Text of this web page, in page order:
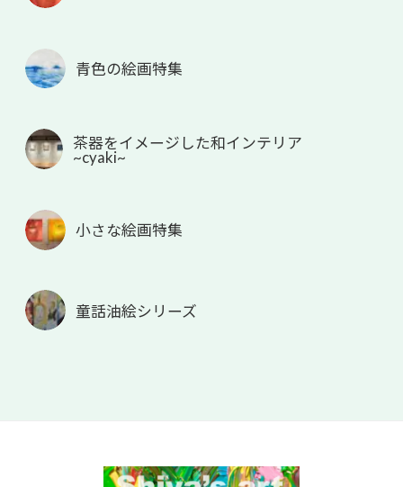
青色の絵画特集
茶器をイメージした和インテリア
~cyaki~
小さな絵画特集
童話油絵シリーズ